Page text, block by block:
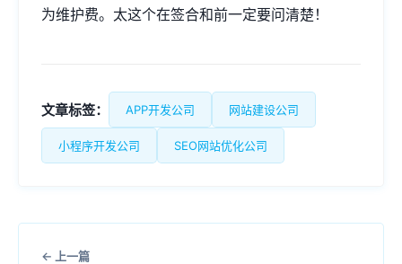
为维护费。太这个在签合和前一定要问清楚！
文章标签： APP开发公司 网站建设公司
小程序开发公司 SEO网站优化公司
上一篇